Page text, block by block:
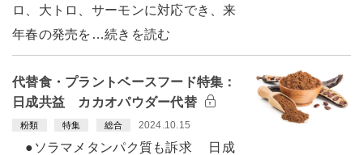
ロ、大トロ、サーモンに対応でき、来
年春の発売を…続きを読む
代替食・プラントベースフード特集：
日成共益 カカオパウダー代替
粉類 特集 総合 2024.10.15
●ソラマメタンパク質も訴求 日成